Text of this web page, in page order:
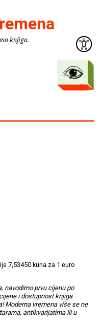
knjiga.
7,53450 kuna za 1 euro
navodimo prvu cijenu po
i dostupnost knjiga
Moderna vremena više se ne
antikvarijatima ili u